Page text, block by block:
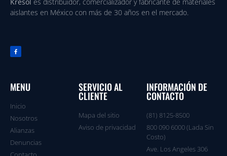
aislantes en México con más de 30 años en el mercado.
MENU
Inicio
Nosotros
Alianzas
Denuncias
SERVICIO AL
CLIENTE
Mapa del sitio
Aviso de privacidad
INFORMACIÓN DE
CONTACTO
(81) 8125-8500
800 090 6000 (Lada Sin
Costo)
Ave. Los Angeles 306